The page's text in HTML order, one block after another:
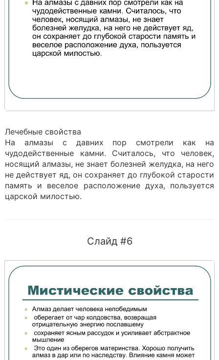
Лечебные свойства
На алмазы с давних пор смотрели как на
чудодейственные камни. Считалось, что человек,
носящий алмазы, не знает болезней желудка, на него
не действует яд, он сохраняет до глубокой старости
память и веселое расположение духа, пользуется
царской милостью.
Слайд #6